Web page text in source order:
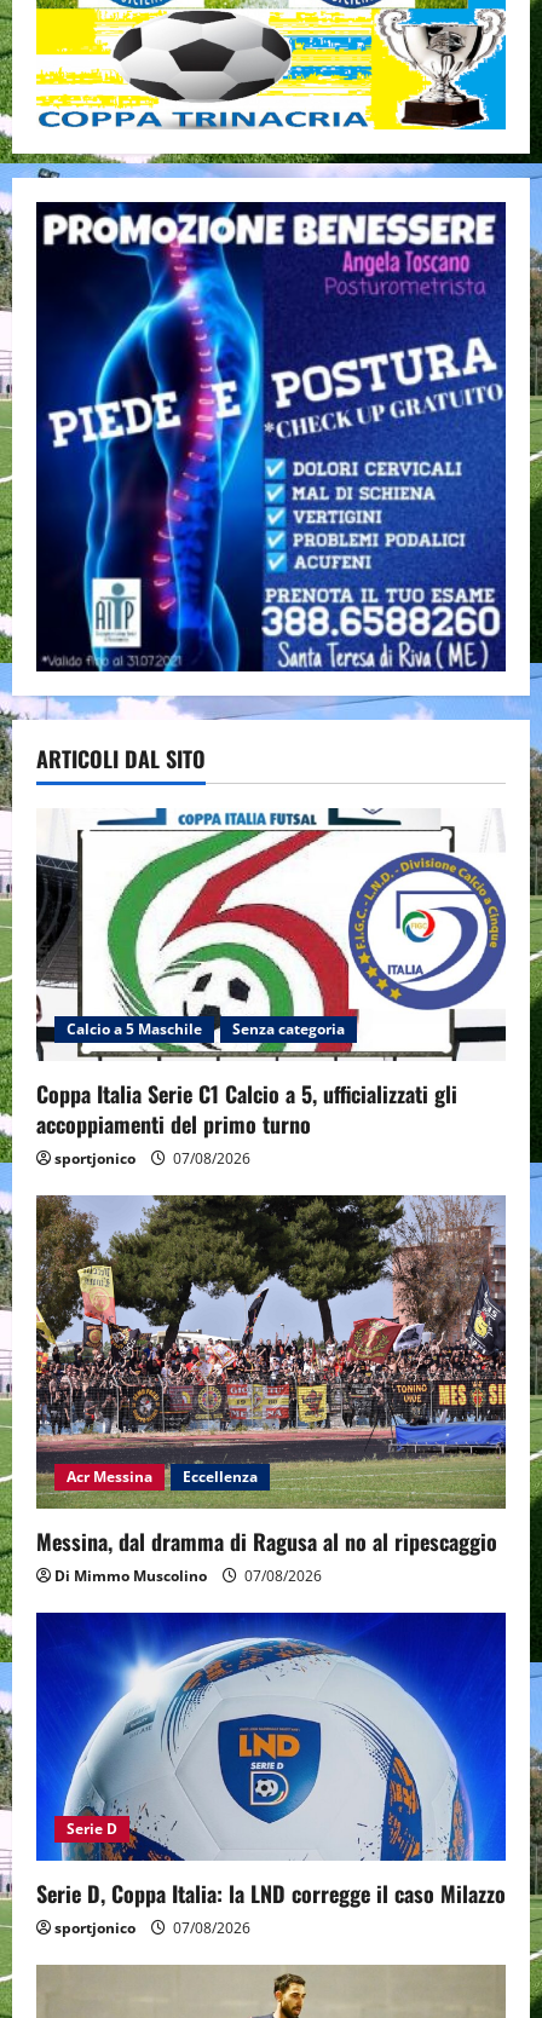
ARTICOLI DAL SITO
Calcio a 5 Maschile Senza categoria
Coppa Italia Serie C1 Calcio a 5, ufficializzati gli
accoppiamenti del primo turno
sportjonico 07/08/2026
Acr Messina Eccellenza
Messina, dal dramma di Ragusa al no al ripescaggio
Di Mimmo Muscolino 07/08/2026
Serie D
Serie D, Coppa Italia: la LND corregge il caso Milazzo
sportjonico 07/08/2026